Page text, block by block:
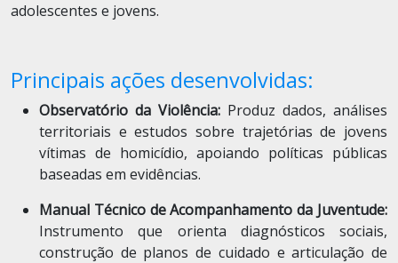
adolescentes e jovens.
Principais ações desenvolvidas:
Observatório da Violência: Produz dados, análises
territoriais e estudos sobre trajetórias de jovens
vítimas de homicídio, apoiando políticas públicas
baseadas em evidências.
Manual Técnico de Acompanhamento da Juventude:
Instrumento que orienta diagnósticos sociais,
construção de planos de cuidado e articulação de